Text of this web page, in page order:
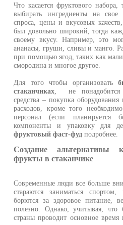
Что касается фруктового
выбирать ингредиенты на
спроса, цены и вкусовых
был довольно широкий, тогда
своему вкусу. Например, это
ананасы, груши, сливы и манго.
при помощью ягод, таких как
смородина и многое другое.
Для того чтобы организовать
стаканчиках , не понадобится
средства – покупка
расходов, кроме того
персонал (если планируется
компоненты и упаковку для
фруктовый фаст-фуд подробнее.
Создание альтернативы
фрукты в стаканчике
Современные люди все больше
стараются заниматься
борются за здоровое питание,
полезно. Однако, учитывая, что
страны проводит основное